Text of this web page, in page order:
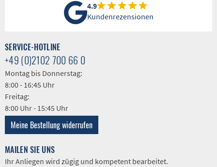
4.9
Kundenrezensionen
SERVICE-HOTLINE
+49 (0)2102 700 66 0
Montag bis Donnerstag:
8:00 - 16:45 Uhr
Freitag:
8:00 Uhr - 15:45 Uhr
Meine Bestellung widerrufen
MAILEN SIE UNS
Ihr Anliegen wird zügig und kompetent bearbeitet.